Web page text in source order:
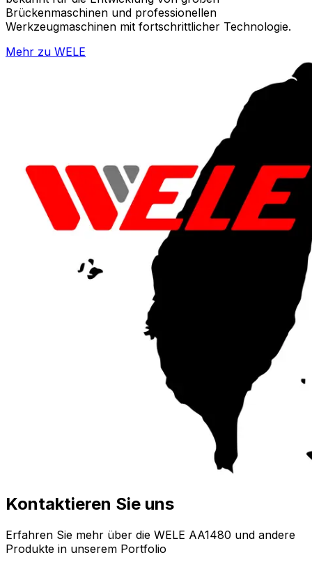
Brückenmaschinen und professionellen
Werkzeugmaschinen mit fortschrittlicher Technologie.
Mehr zu WELE
Kontaktieren Sie uns
Erfahren Sie mehr über die WELE AA1480 und andere
Produkte in unserem Portfolio